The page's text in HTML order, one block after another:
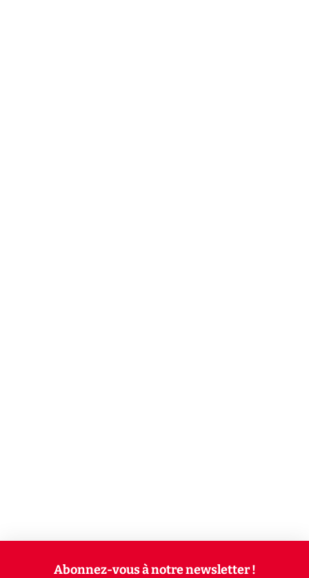
Abonnez-vous à notre newsletter !